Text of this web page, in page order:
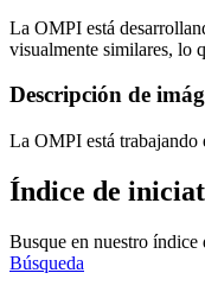
La OMPI está
visualmente similares, lo
Descripción de
La OMPI está trabajando
Índice de
Busque en nuestro
Búsqueda